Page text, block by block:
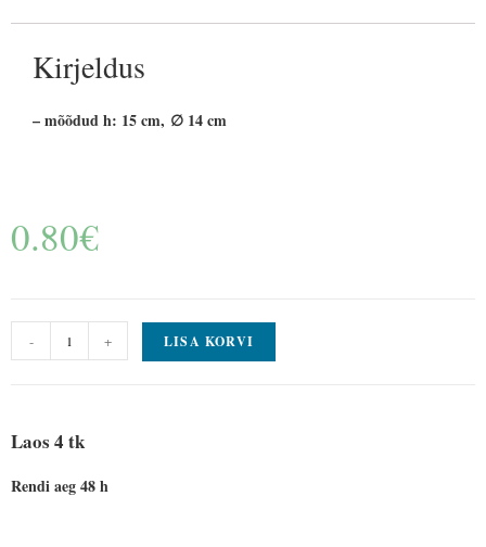
Kirjeldus
– mõõdud h: 15 cm, ∅ 14 cm
0.80€
- + LISA KORVI
Laos 4 tk
Rendi aeg 48 h